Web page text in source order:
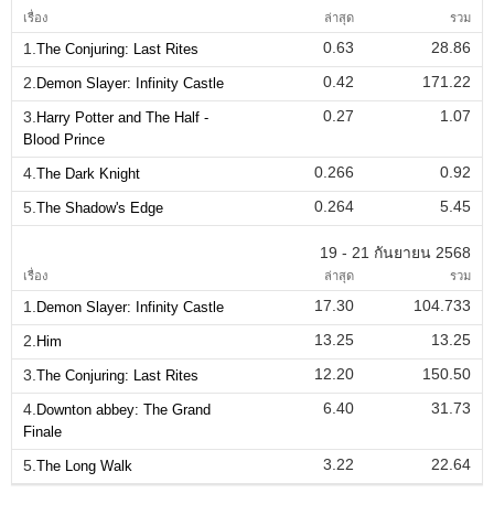
เรื่อง ล่าสุด รวม
1. The Conjuring: Last Rites 0.63
28.86
2. Demon Slayer: Infinity Castle 0.42
171.22
3. Harry Potter and The Half -
Blood Prince
0.27 1.07
4. The Dark Knight 0.266
0.92
5. The Shadow's Edge 0.264 5.45
19 - 21 กันยายน 2568
เรื่อง ล่าสุด รวม
1. Demon Slayer: Infinity Castle 17.30
104.733
2. Him 13.25
13.25
3. The Conjuring: Last Rites 12.20
150.50
4. Downton abbey: The Grand
Finale
6.40 31.73
5. The Long Walk 3.22 22.64